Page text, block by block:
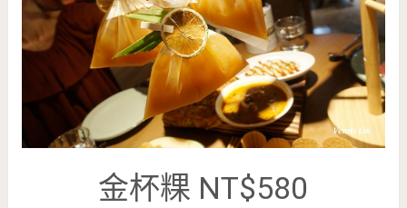
金杯粿 NT$580